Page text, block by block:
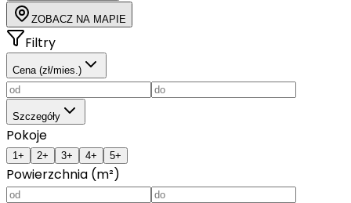
ZOBACZ NA MAPIE
Filtry
Cena (zł/mies.)
Szczegóły
Pokoje
1+ 2+ 3+ 4+ 5+
Powierzchnia (m²)